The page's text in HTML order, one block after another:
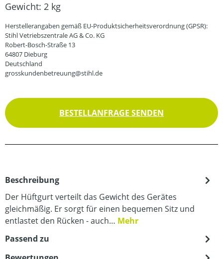
Gewicht: 2 kg
Herstellerangaben gemäß EU-Produktsicherheitsverordnung (GPSR):
Stihl Vetriebszentrale AG & Co. KG
Robert-Bosch-Straße 13
64807 Dieburg
Deutschland
grosskundenbetreuung@stihl.de
BESTELLANFRAGE SENDEN
Beschreibung
Der Hüftgurt verteilt das Gewicht des Gerätes
gleichmäßig. Er sorgt für einen bequemen Sitz und
entlastet den Rücken - auch… Mehr
Passend zu